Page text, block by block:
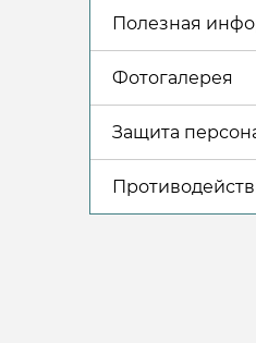
Полезная
Фотогалерея
Защита